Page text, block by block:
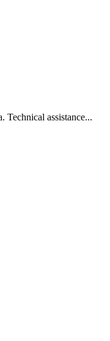
assistance...